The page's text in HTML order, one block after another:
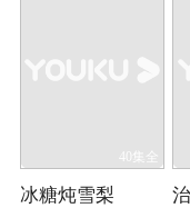
40集全
冰糖炖雪梨